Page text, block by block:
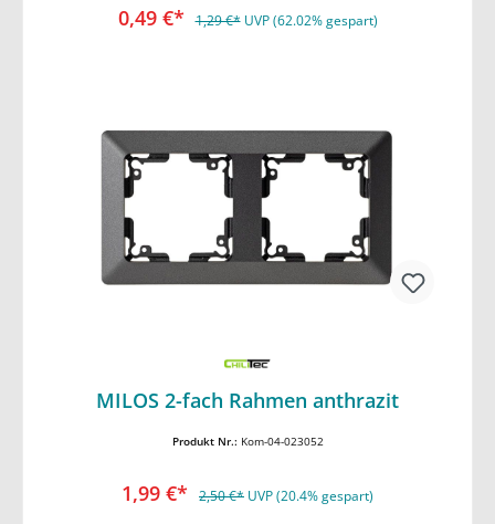
0,49 €* 1,29 €* UVP (62.02% gespart)
MILOS 2-fach Rahmen anthrazit
Produkt Nr.: Kom-04-023052
1,99 €* 2,50 €* UVP (20.4% gespart)